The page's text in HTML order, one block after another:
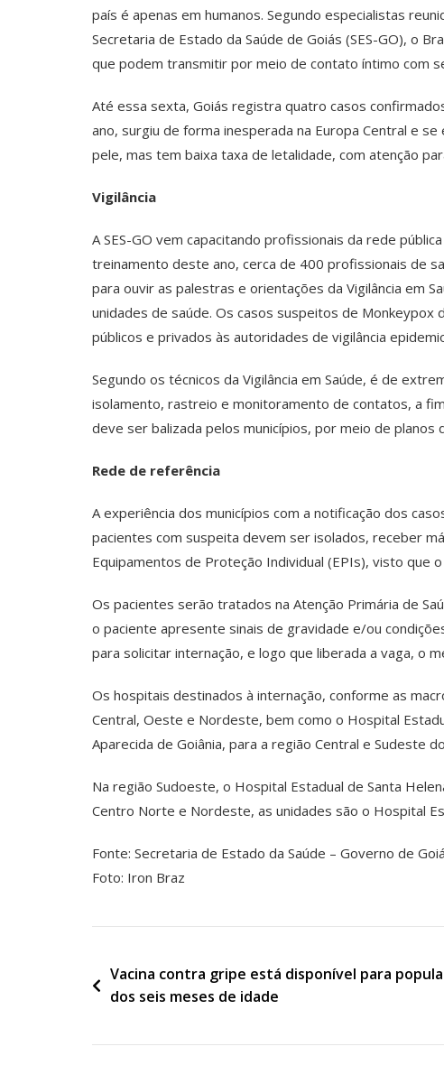
país é apenas em humanos. Segundo especialistas
Secretaria de Estado da Saúde de Goiás (SES-GO), o
que podem transmitir por meio de contato íntimo com
Até essa sexta, Goiás registra quatro casos
ano, surgiu de forma inesperada na Europa Central e
pele, mas tem baixa taxa de letalidade, com atenção
Vigilância
A SES-GO vem capacitando profissionais da rede
treinamento deste ano, cerca de 400 profissionais de
para ouvir as palestras e orientações da Vigilância em
unidades de saúde. Os casos suspeitos de
públicos e privados às autoridades de vigilância
Segundo os técnicos da Vigilância em Saúde, é de
isolamento, rastreio e monitoramento de contatos, a
deve ser balizada pelos municípios, por meio de
Rede de referência
A experiência dos municípios com a notificação dos
pacientes com suspeita devem ser isolados, receber
Equipamentos de Proteção Individual (EPIs), visto
Os pacientes serão tratados na Atenção Primária de
o paciente apresente sinais de gravidade e/ou
para solicitar internação, e logo que liberada a vaga, o
Os hospitais destinados à internação, conforme as
Central, Oeste e Nordeste, bem como o Hospital
Aparecida de Goiânia, para a região Central e Sudeste
Na região Sudoeste, o Hospital Estadual de Santa
Centro Norte e Nordeste, as unidades são o Hospital
Fonte: Secretaria de Estado da Saúde – Governo de
Foto: Iron Braz
Navegação
de
Post
Vacina contra gripe está disponível para
dos seis meses de idade